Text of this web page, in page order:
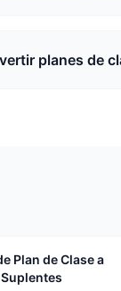
planes de
Plan de Clase a